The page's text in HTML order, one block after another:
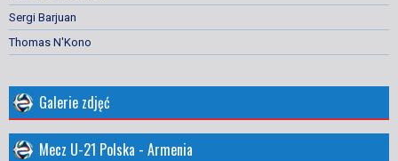
Sergi Barjuan
Thomas N'Kono
Galerie zdjęć
Mecz U-21 Polska - Armenia